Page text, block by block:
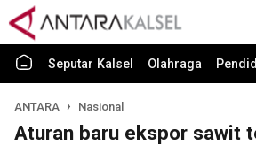
Seputar Kalsel Olahraga
ANTARA Nasional
Aturan baru ekspor sawit